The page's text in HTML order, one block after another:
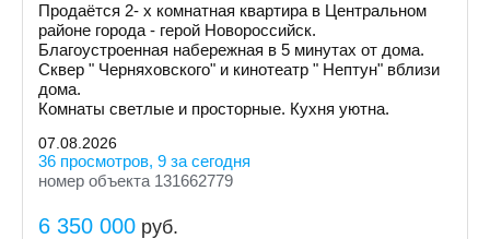
Продаётся 2- х комнатная квартира в Центральном
районе города - герой Новороссийск.
Благоустроенная набережная в 5 минутах от дома.
Сквер " Черняховского" и кинотеатр " Нептун" вблизи
дома.
Комнаты светлые и просторные. Кухня уютна.
07.08.2026
36 просмотров, 9 за сегодня
номер объекта 131662779
6 350 000 руб.